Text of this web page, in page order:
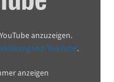
anzuzeigen.
von YouTube.
anzeigen